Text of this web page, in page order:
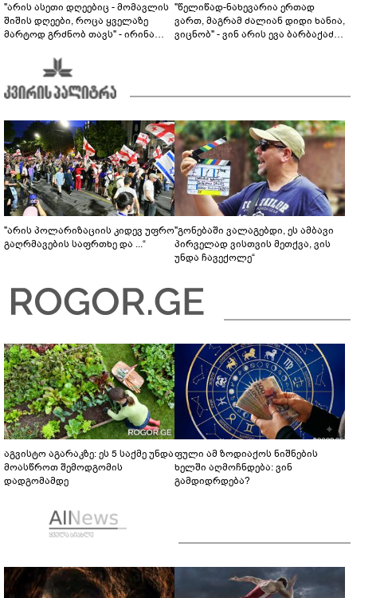
"არის ასეთი დღეებიც - მომავლის
შიშის დღეები, როცა ყველაზე
მარტოდ გრძნობ თავს" - ირინა
"წელიწად-ნახევარია ერთად
ვართ, მაგრამ ძალიან დიდი ხანია,
ვიცნობ" - ვინ არის ევა ბარბაქაძის
"არის პოლარიზაციის კიდევ უფრო
გაღრმავების საფრთხე და ...“
"გონებაში ვალაგებდი, ეს ამბავი
პირველად ვისთვის მეთქვა, ვის
უნდა ჩავექოლე“
აგვისტო აგარაკზე: ეს 5 საქმე უნდა
მოასწროთ შემოდგომის
დადგომამდე
ფული ამ ზოდიაქოს ნიშნების
ხელში აღმოჩნდება: ვინ
გამდიდრდება?